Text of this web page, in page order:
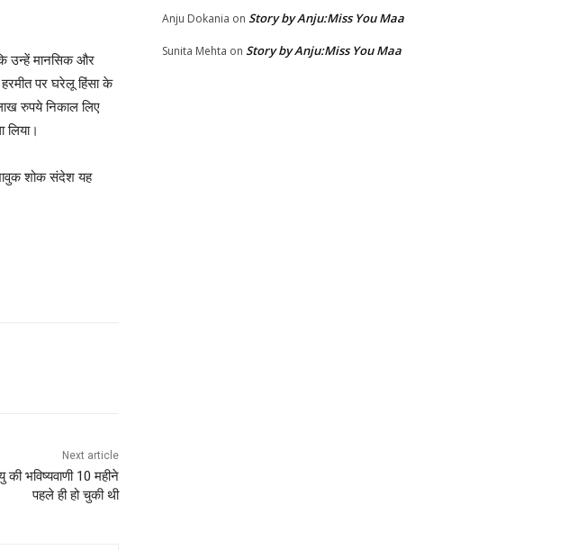
उन्हें मानसिक और
पर घरेलू हिंसा के
रुपये निकाल लिए
शोक संदेश यह
Next article
भविष्यवाणी 10 महीने
पहले ही हो चुकी थी
Anju Dokania on Story by Anju:Miss You Maa
Sunita Mehta on Story by Anju:Miss You Maa